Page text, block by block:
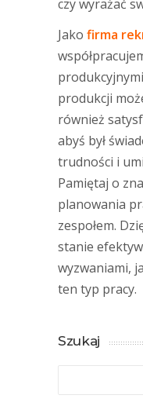
czy wyrażać
Jako firma
produkcji
również
abyś był
trudności i
Pamiętaj o
planowania
zespołem.
stanie
wyzwaniami,
ten typ pracy.
Szukaj